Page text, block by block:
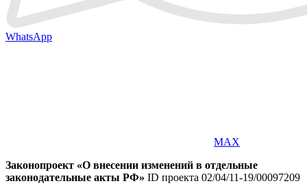
WhatsApp
MAX
Законопроект «О внесении изменений в отдельные
законодательные акты РФ» ID проекта 02/04/11-19/00097209